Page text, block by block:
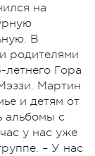
на
В
родителями
Гора
Мартин
и детям от
альбомы с
у нас уже
– У нас